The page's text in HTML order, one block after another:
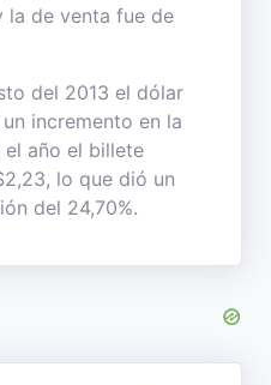
la de venta fue de
del 2013 el dólar
incremento en la
el año el billete
lo que dió un
del 24,70%.